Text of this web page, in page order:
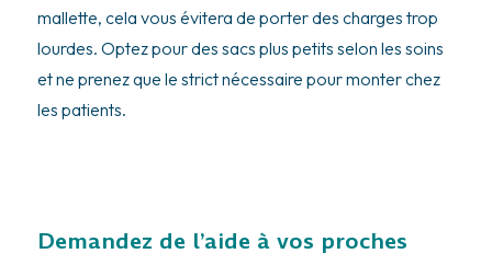
mallette, cela vous évitera de porter des charges trop
lourdes. Optez pour des sacs plus petits selon les soins
et ne prenez que le strict nécessaire pour monter chez
les patients.
Demandez de l’aide à vos proches